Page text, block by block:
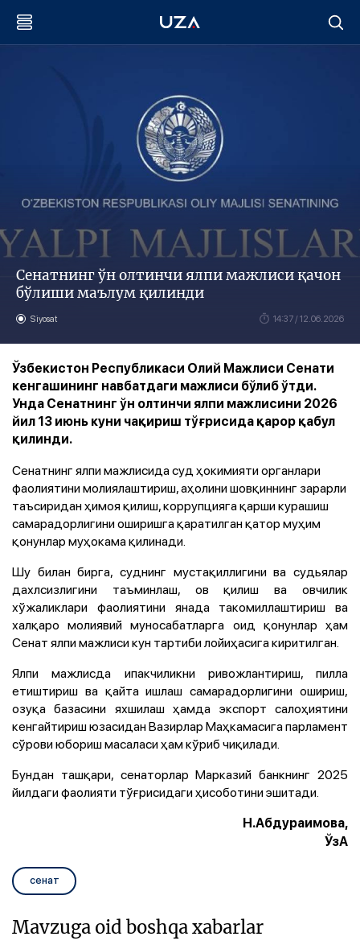
Сенатнинг ўн олтинчи ялпи мажлиси қачон
бўлиши маълум қилинди
Siyosat 14:37 / 12.06.2026
Ўзбекистон Республикаси Олий Мажлиси Сенати
кенгашининг навбатдаги мажлиси бўлиб ўтди.
Унда Сенатнинг ўн олтинчи ялпи мажлисини 2026
йил 13 июнь куни чақириш тўғрисида қарор қабул
қилинди.
Сенатнинг ялпи мажлисида суд ҳокимияти органлари
фаолиятини молиялаштириш, аҳолини шовқиннинг зарарли
таъсиридан ҳимоя қилиш, коррупцияга қарши курашиш
самарадорлигини оширишга қаратилган қатор муҳим
қонунлар муҳокама қилинади.
Шу билан бирга, суднинг мустақиллигини ва судьялар
дахлсизлигини таъминлаш, ов қилиш ва овчилик
хўжаликлари фаолиятини янада такомиллаштириш ва
халқаро молиявий муносабатларга оид қонунлар ҳам
Сенат ялпи мажлиси кун тартиби лойиҳасига киритилган.
Ялпи мажлисда ипакчиликни ривожлантириш, пилла
етиштириш ва қайта ишлаш самарадорлигини ошириш,
озуқа базасини яхшилаш ҳамда экспорт салоҳиятини
кенгайтириш юзасидан Вазирлар Маҳкамасига парламент
сўрови юбориш масаласи ҳам кўриб чиқилади.
Бундан ташқари, сенаторлар Марказий банкнинг 2025
йилдаги фаолияти тўғрисидаги ҳисоботини эшитади.
Н.Абдураимова,
ЎзА
сенат
Mavzuga oid boshqa xabarlar